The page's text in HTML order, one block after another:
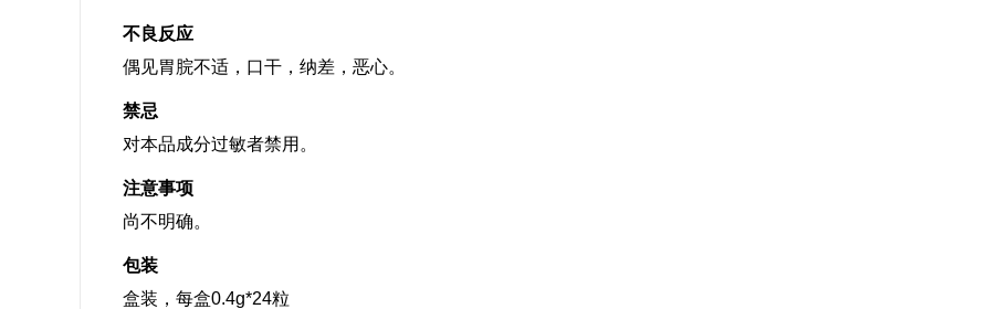
不良反应
偶见胃脘不适，口干，纳差，恶心。
禁忌
对本品成分过敏者禁用。
注意事项
尚不明确。
包装
盒装，每盒0.4g*24粒